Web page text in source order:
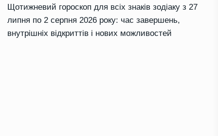
Щотижневий гороскоп для всіх знаків зодіаку з 27
липня по 2 серпня 2026 року: час завершень,
внутрішніх відкриттів і нових можливостей